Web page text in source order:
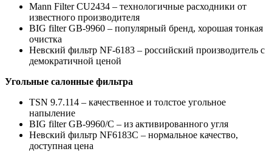
Mann Filter CU2434 – технологичные расходники от
известного производителя
BIG filter GB-9960 – популярный бренд, хорошая тонкая
очистка
Невский фильтр NF-6183 – российский производитель с
демократичной ценой
Угольные салонные фильтра
TSN 9.7.114 – качественное и толстое угольное
напыление
BIG filter GB-9960/C – из активированного угля
Невский фильтр NF6183C – нормальное качество,
доступная цена